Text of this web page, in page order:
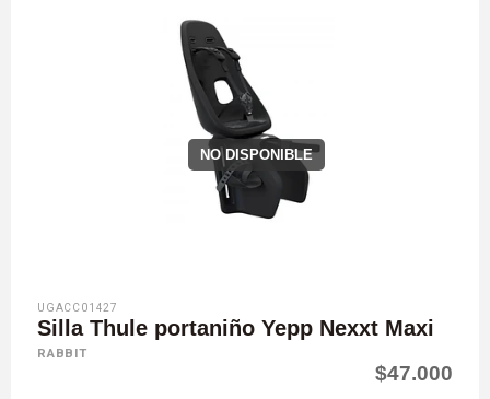
NO DISPONIBLE
UGACC01427
Silla Thule portaniño Yepp Nexxt Maxi
RABBIT
$47.000